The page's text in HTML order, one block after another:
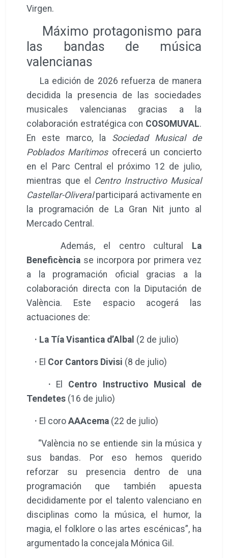
Virgen.
Máximo protagonismo para
las bandas de música
valencianas
La edición de 2026 refuerza de manera
decidida la presencia de las sociedades
musicales valencianas gracias a la
colaboración estratégica con COSOMUVAL.
En este marco, la Sociedad Musical de
Poblados Marítimosofrecerá un concierto
en el Parc Central el próximo 12 de julio,
mientras que el Centro Instructivo Musical
Castellar-Oliveralparticipará activamente en
la programación de La Gran Nit junto al
Mercado Central.
Además, el centro cultural La
Beneficència se incorpora por primera vez
a la programación oficial gracias a la
colaboración directa con la Diputación de
València. Este espacio acogerá las
actuaciones de:
· La Tía Visantica d’Albal (2 de julio)
· El Cor Cantors Divisi (8 de julio)
· El Centro Instructivo Musical de
Tendetes (16 de julio)
· El coro AAAcema (22 de julio)
“València no se entiende sin la música y
sus bandas. Por eso hemos querido
reforzar su presencia dentro de una
programación que también apuesta
decididamente por el talento valenciano en
disciplinas como la música, el humor, la
magia, el folklore o las artes escénicas”, ha
argumentado la concejala Mónica Gil.